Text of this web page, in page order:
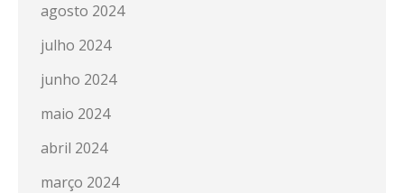
agosto 2024
julho 2024
junho 2024
maio 2024
abril 2024
março 2024